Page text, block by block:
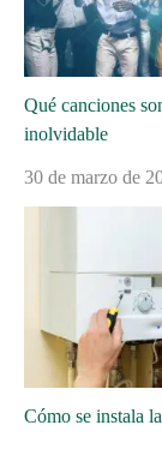
Qué canciones
inolvidable
30 de marzo de
Cómo se instala